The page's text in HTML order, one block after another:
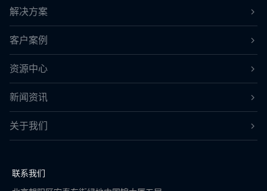
解决方案
客户案例
资源中心
新闻资讯
关于我们
联系我们